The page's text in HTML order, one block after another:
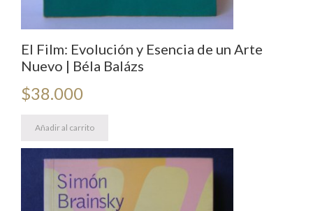
El Film: Evolución y Esencia de un Arte
Nuevo | Béla Balázs
$38.000
Añadir al carrito